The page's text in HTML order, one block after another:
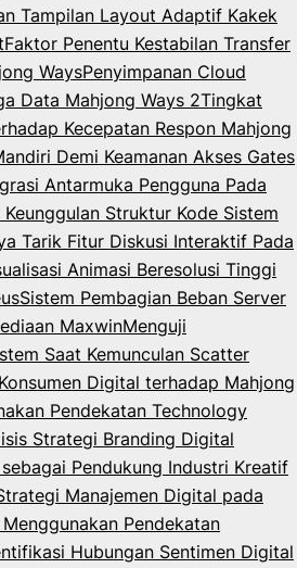
Tampilan Layout Adaptif Kakek
Faktor Penentu Kestabilan Transfer
WaysPenyimpanan Cloud
Data Mahjong Ways 2Tingkat
Kecepatan Respon Mahjong
Demi Keamanan Akses Gates
Antarmuka Pengguna Pada
Struktur Kode Sistem
Tarik Fitur Diskusi Interaktif Pada
Animasi Beresolusi Tinggi
Sistem Pembagian Beban Server
MaxwinMenguji
Saat Kemunculan Scatter
Digital terhadap Mahjong
Pendekatan Technology
Strategi Branding Digital
Pendukung Industri Kreatif
Manajemen Digital pada
Pendekatan
Hubungan Sentimen Digital